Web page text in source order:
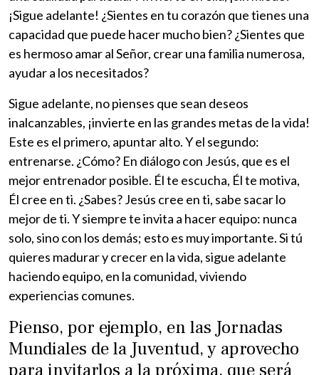
¡Sigue adelante! ¿Sientes en tu corazón que tienes una
capacidad que puede hacer mucho bien? ¿Sientes que
es hermoso amar al Señor, crear una familia numerosa,
ayudar a los necesitados?
Sigue adelante, no pienses que sean deseos
inalcanzables, ¡invierte en las grandes metas de la vida!
Este es el primero, apuntar alto. Y el segundo:
entrenarse. ¿Cómo? En diálogo con Jesús, que es el
mejor entrenador posible. Él te escucha, Él te motiva,
Él cree en ti. ¿Sabes? Jesús cree en ti, sabe sacar lo
mejor de ti. Y siempre te invita a hacer equipo: nunca
solo, sino con los demás; esto es muy importante. Si tú
quieres madurar y crecer en la vida, sigue adelante
haciendo equipo, en la comunidad, viviendo
experiencias comunes.
Pienso, por ejemplo, en las Jornadas
Mundiales de la Juventud, y aprovecho
para invitarlos a la próxima, que será